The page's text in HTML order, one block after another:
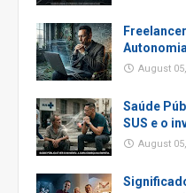
August
Saúde
SUS e o
August